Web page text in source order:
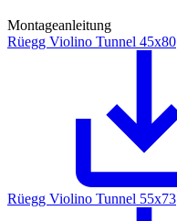
Montageanleitung
Rüegg Violino Tunnel 45x80
Rüegg Violino Tunnel 55x73